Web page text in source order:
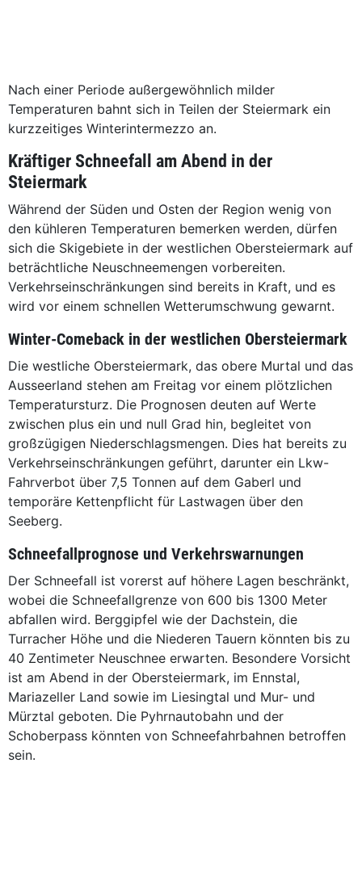
Nach einer Periode außergewöhnlich milder
Temperaturen bahnt sich in Teilen der Steiermark ein
kurzzeitiges Winterintermezzo an.
Kräftiger Schneefall am Abend in der
Steiermark
Während der Süden und Osten der Region wenig von
den kühleren Temperaturen bemerken werden, dürfen
sich die Skigebiete in der westlichen Obersteiermark auf
beträchtliche Neuschneemengen vorbereiten.
Verkehrseinschränkungen sind bereits in Kraft, und es
wird vor einem schnellen Wetterumschwung gewarnt.
Winter-Comeback in der westlichen Obersteiermark
Die westliche Obersteiermark, das obere Murtal und das
Ausseerland stehen am Freitag vor einem plötzlichen
Temperatursturz. Die Prognosen deuten auf Werte
zwischen plus ein und null Grad hin, begleitet von
großzügigen Niederschlagsmengen. Dies hat bereits zu
Verkehrseinschränkungen geführt, darunter ein Lkw-
Fahrverbot über 7,5 Tonnen auf dem Gaberl und
temporäre Kettenpflicht für Lastwagen über den
Seeberg.
Schneefallprognose und Verkehrswarnungen
Der Schneefall ist vorerst auf höhere Lagen beschränkt,
wobei die Schneefallgrenze von 600 bis 1300 Meter
abfallen wird. Berggipfel wie der Dachstein, die
Turracher Höhe und die Niederen Tauern könnten bis zu
40 Zentimeter Neuschnee erwarten. Besondere Vorsicht
ist am Abend in der Obersteiermark, im Ennstal,
Mariazeller Land sowie im Liesingtal und Mur- und
Mürztal geboten. Die Pyhrnautobahn und der
Schoberpass könnten von Schneefahrbahnen betroffen
sein.